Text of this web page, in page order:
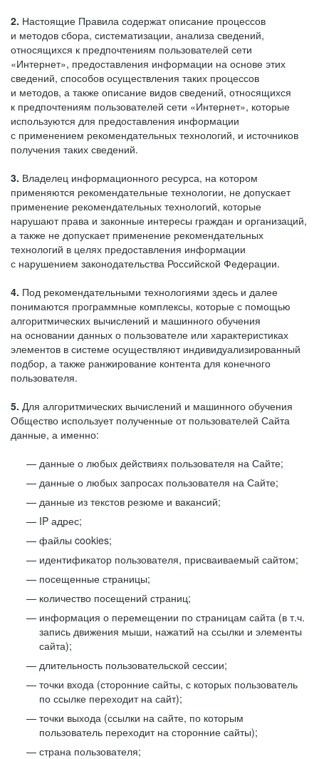
2. Настоящие Правила содержат описание процессов
и методов сбора, систематизации, анализа сведений,
относящихся к предпочтениям пользователей сети
«Интернет», предоставления информации на основе этих
сведений, способов осуществления таких процессов
и методов, а также описание видов сведений, относящихся
к предпочтениям пользователей сети «Интернет», которые
используются для предоставления информации
с применением рекомендательных технологий, и источников
получения таких сведений.
3. Владелец информационного ресурса, на котором
применяются рекомендательные технологии, не допускает
применение рекомендательных технологий, которые
нарушают права и законные интересы граждан и организаций,
а также не допускает применение рекомендательных
технологий в целях предоставления информации
с нарушением законодательства Российской Федерации.
4. Под рекомендательными технологиями здесь и далее
понимаются программные комплексы, которые с помощью
алгоритмических вычислений и машинного обучения
на основании данных о пользователе или характеристиках
элементов в системе осуществляют индивидуализированный
подбор, а также ранжирование контента для конечного
пользователя.
5. Для алгоритмических вычислений и машинного обучения
Общество использует полученные от пользователей Сайта
данные, а именно:
данные о любых действиях пользователя на Сайте;
данные о любых запросах пользователя на Сайте;
данные из текстов резюме и вакансий;
IP адрес;
файлы cookies;
идентификатор пользователя, присваиваемый сайтом;
посещенные страницы;
количество посещений страниц;
информация о перемещении по страницам сайта (в т.ч.
запись движения мыши, нажатий на ссылки и элементы
сайта);
длительность пользовательской сессии;
точки входа (сторонние сайты, с которых пользователь
по ссылке переходит на сайт);
точки выхода (ссылки на сайте, по которым
пользователь переходит на сторонние сайты);
страна пользователя;